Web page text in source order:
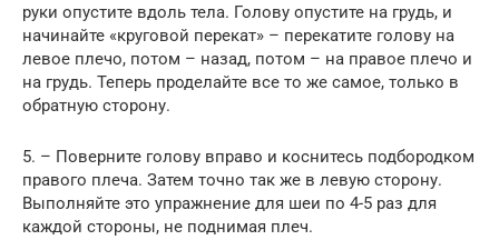
руки опустите вдоль тела. Голову опустите на грудь, и
начинайте «круговой перекат» – перекатите голову на
левое плечо, потом – назад, потом – на правое плечо и
на грудь. Теперь проделайте все то же самое, только в
обратную сторону.
5. – Поверните голову вправо и коснитесь подбородком
правого плеча. Затем точно так же в левую сторону.
Выполняйте это упражнение для шеи по 4-5 раз для
каждой стороны, не поднимая плеч.